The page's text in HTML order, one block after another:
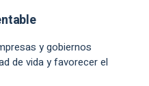
y gobiernos
de vida y favorecer el